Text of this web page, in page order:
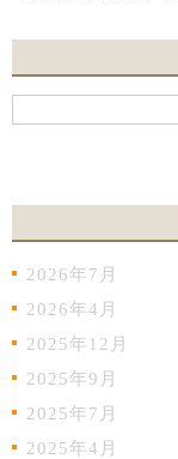
2026年7月
2026年4月
2025年12月
2025年9月
2025年7月
2025年4月